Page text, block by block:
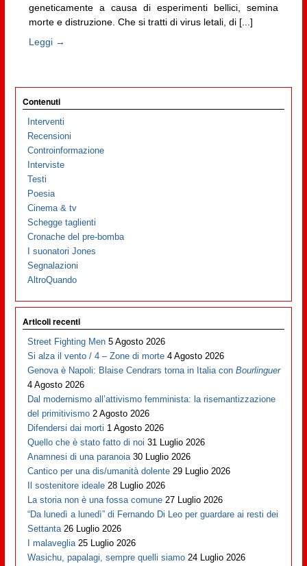
geneticamente a causa di esperimenti bellici, semina
morte e distruzione. Che si tratti di virus letali, di [...]
Leggi →
Contenuti
Interventi
Recensioni
Controinformazione
Interviste
Testi
Poesia
Cinema & tv
Schegge taglienti
Cronache del pre-bomba
I suonatori Jones
Segnalazioni
AltroQuando
Articoli recenti
Street Fighting Men 5 Agosto 2026
Si alza il vento / 4 – Zone di morte 4 Agosto 2026
Genova è Napoli: Blaise Cendrars torna in Italia conBourlinguer
4 Agosto 2026
Dal modernismo all’attivismo femminista: la risemantizzazione
del primitivismo 2 Agosto 2026
Difendersi dai morti 1 Agosto 2026
Quello che è stato fatto di noi 31 Luglio 2026
Anamnesi di una paranoia 30 Luglio 2026
Cantico per una dis/umanità dolente 29 Luglio 2026
Il sostenitore ideale 28 Luglio 2026
La storia non è una fossa comune 27 Luglio 2026
“Da lunedì a lunedì” di Fernando Di Leo per guardare ai resti dei
Settanta 26 Luglio 2026
I malaveglia 25 Luglio 2026
Wasichu, papalagi, sempre quelli siamo 24 Luglio 2026